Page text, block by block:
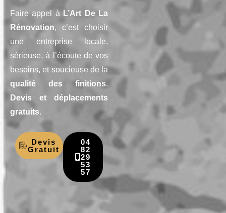
Faire appel à L’Art De La
Rénovation, c’est choisir
une entreprise locale,
sérieuse, à l’écoute de vos
besoins, et soucieuse de la
qualité des finitions.
Devis et déplacements
gratuits.
Devis
Gratuit
04
82
29
53
57